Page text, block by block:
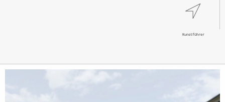
Kunstführer